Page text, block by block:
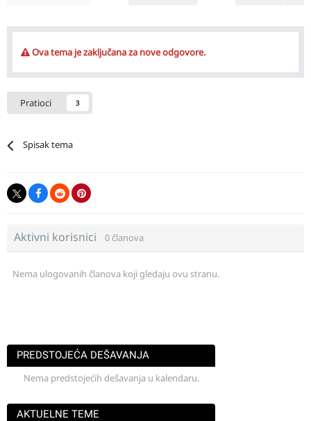
Ova tema je zaključana za nove odgovore.
Pratioci 3
Spisak tema
Aktivni korisnici 0 članova
Nema ulogovanih članova koji gledaju ovu stranu.
PREDSTOJEĆA DEŠAVANJA
Nema predstojećih dešavanja u kalendaru.
AKTUELNE TEME